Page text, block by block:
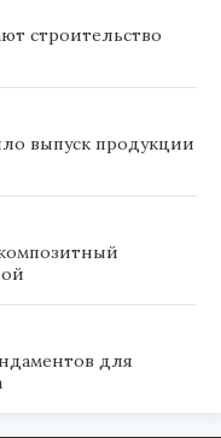
строительство
выпуск продукции
для